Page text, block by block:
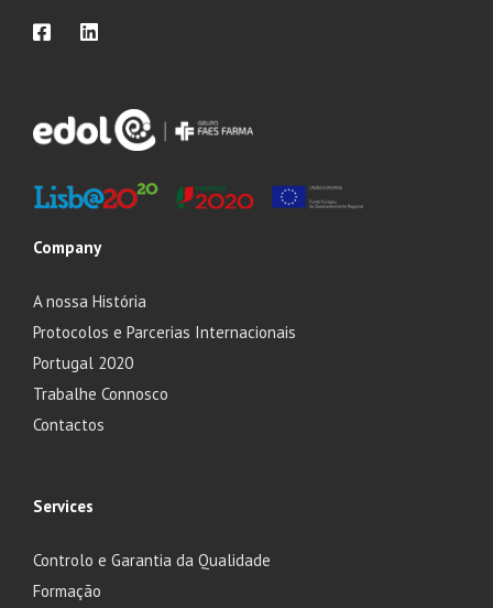
Company
A nossa História
Protocolos e Parcerias Internacionais
Portugal 2020
Trabalhe Connosco
Contactos
Services
Controlo e Garantia da Qualidade
Formação